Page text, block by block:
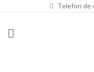
Telefon de